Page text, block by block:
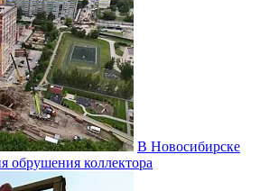
В Новосибирске
обрушения коллектора